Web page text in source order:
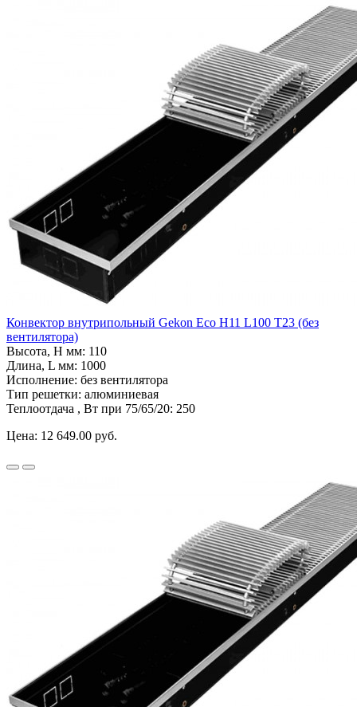
Конвектор внутрипольный Gekon Eco H11 L100 T23 (без
вентилятора)
Высота, H мм: 110
Длина, L мм: 1000
Исполнение: без вентилятора
Тип решетки: алюминиевая
Теплоотдача , Вт при 75/65/20: 250
Цена: 12 649.00 руб.